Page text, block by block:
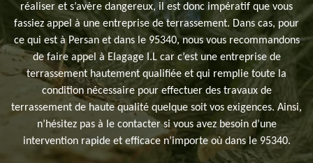
réaliser et s’avère dangereux, il est donc impératif que vous
fassiez appel à une entreprise de terrassement. Dans cas, pour
ce qui est à Persan et dans le 95340, nous vous recommandons
de faire appel à Elagage I.L car c’est une entreprise de
terrassement hautement qualifiée et qui remplie toute la
condition nécessaire pour effectuer des travaux de
terrassement de haute qualité quelque soit vos exigences. Ainsi,
n’hésitez pas à le contacter si vous avez besoin d’une
intervention rapide et efficace n’importe où dans le 95340.